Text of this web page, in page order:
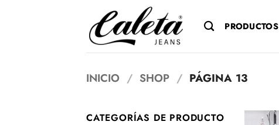
PRODUCTOS
INICIO / SHOP / PÁGINA 13
CATEGORÍAS DE PRODUCTO